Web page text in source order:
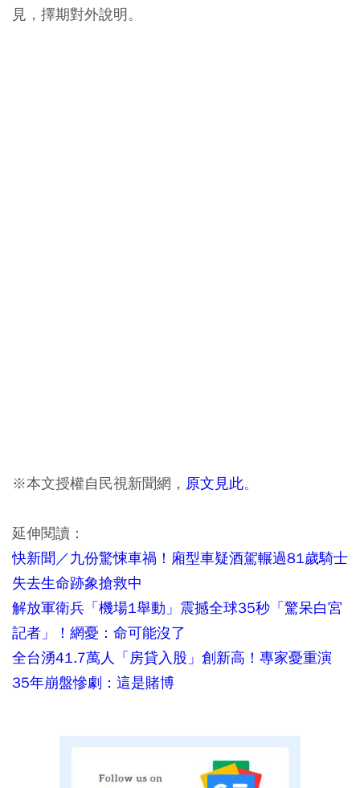
見，擇期對外說明。
※本文授權自民視新聞網， 原文見此。
延伸閱讀：
快新聞／九份驚悚車禍！廂型車疑酒駕輾過81歲騎士
失去生命跡象搶救中
解放軍衛兵「機場1舉動」震撼全球35秒「驚呆白宮
記者」！網憂：命可能沒了
全台湧41.7萬人「房貸入股」創新高！專家憂重演
35年崩盤慘劇：這是賭博